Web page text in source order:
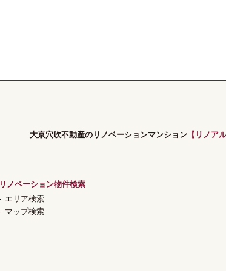
大京穴吹不動産のリノベーションマンション 【リノア
リノベーション物件検索
エリア検索
マップ検索